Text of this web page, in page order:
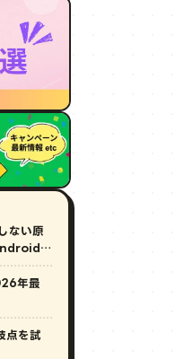
ない原
・
年最
点を試